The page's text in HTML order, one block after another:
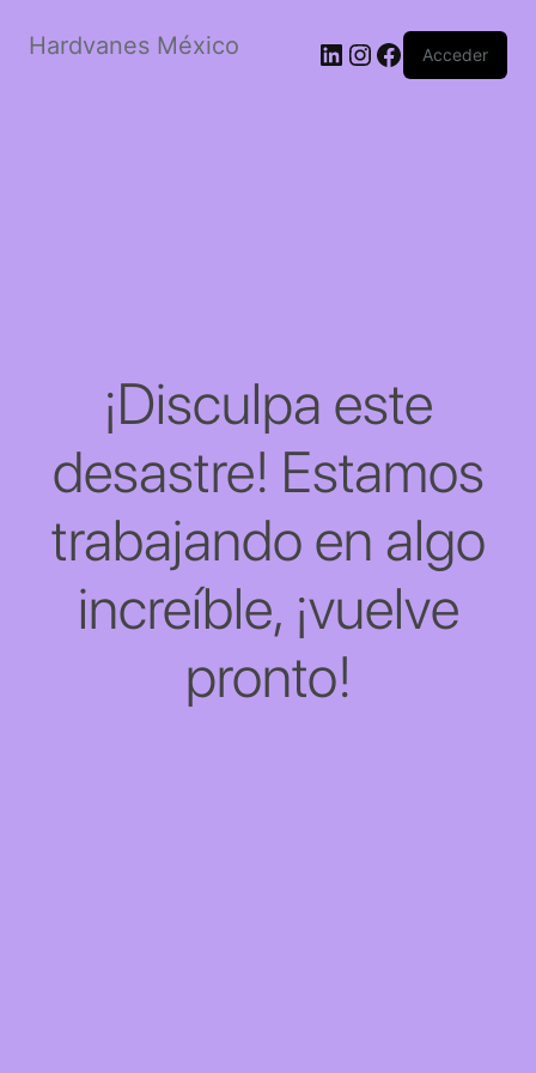
Hardvanes México LinkedIn
Instagram
Facebook
Acceder
¡Disculpa este
desastre! Estamos
trabajando en algo
increíble, ¡vuelve
pronto!